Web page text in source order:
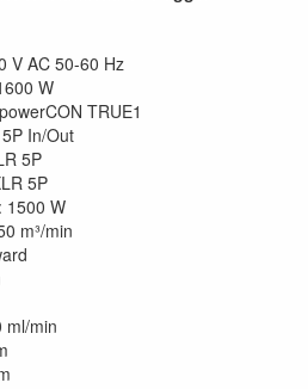
V AC 50-60 Hz
W
TRUE1
In/Out
5P
5P
1500 W
m³/min
ml/min